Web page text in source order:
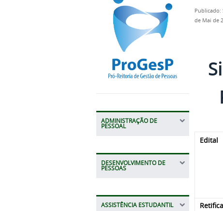
ADMINISTRAÇÃO DE
PESSOAL
DESENVOLVIMENTO DE
PESSOAS
ASSISTÊNCIA ESTUDANTIL
Publicado:
de Mai de
Edital